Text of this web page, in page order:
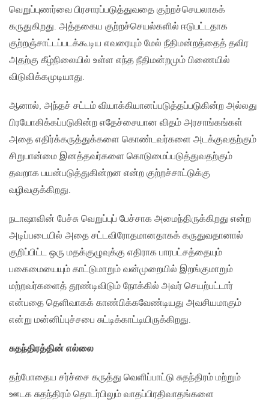
வெறுப்புணர்வை பிரசாரப்படுத்துவதை குற்றச்செயலாகக்
கருதுகிறது. அத்தகைய குற்றச்செயல்களில் ஈடுபட்டதாக
குற்றஞ்சாட்டப்படக்கூடிய எவரையும் மேல் நீதிமன்றத்தைத் தவிர
அதற்கு கீழ்நிலையில் உள்ள எந்த நீதிமன்றமும் பிணையில்
விடுவிக்கமுடியாது.
ஆனால், அந்தச் சட்டம் வியாக்கியானப்படுத்தப்படுகின்ற அல்லது
பிரயோகிக்கப்படுகின்ற எதேச்சையான விதம் அரசாங்கங்கள்
அதை எதிர்க்கருத்துக்களை கொண்டவர்களை அடக்குவதற்கும்
சிறுபான்மை இனத்தவர்களை கொடுமைப்படுத்துவதற்கும்
தவறாக பயன்படுத்துகின்றன என்ற குற்றச்சாட்டுக்கு
வழிவகுக்கிறது.
நடாஷாவின் பேச்சு வெறுப்புப் பேச்சாக அமைந்திருக்கிறது என்ற
அடிப்படையில் அதை சட்டவிரோதமானதாகக் கருதுவதானால்
குறிப்பிட்ட ஒரு மதக்குழுவுக்கு எதிராக பாரபட்சத்தையும்
பகைமையையும் காட்டுமாறும் வன்முறையில் இறங்குமாறும்
மற்றவர்களைத் தூண்டிவிடும் நோக்கில் அவர் செயற்பட்டார்
என்பதை தெளிவாகக் காண்பிக்கவேண்டியது அவசியமாகும்
என்று மன்னிப்புச்சபை சுட்டிக்காட்டியிருக்கிறது.
சுதந்திரத்தின் எல்லை
தற்போதைய சர்ச்சை கருத்து வெளிப்பாட்டு சுதந்திரம் மற்றும்
ஊடக சுதந்திரம் தொடர்பிலும் வாதப்பிரதிவாதங்களை